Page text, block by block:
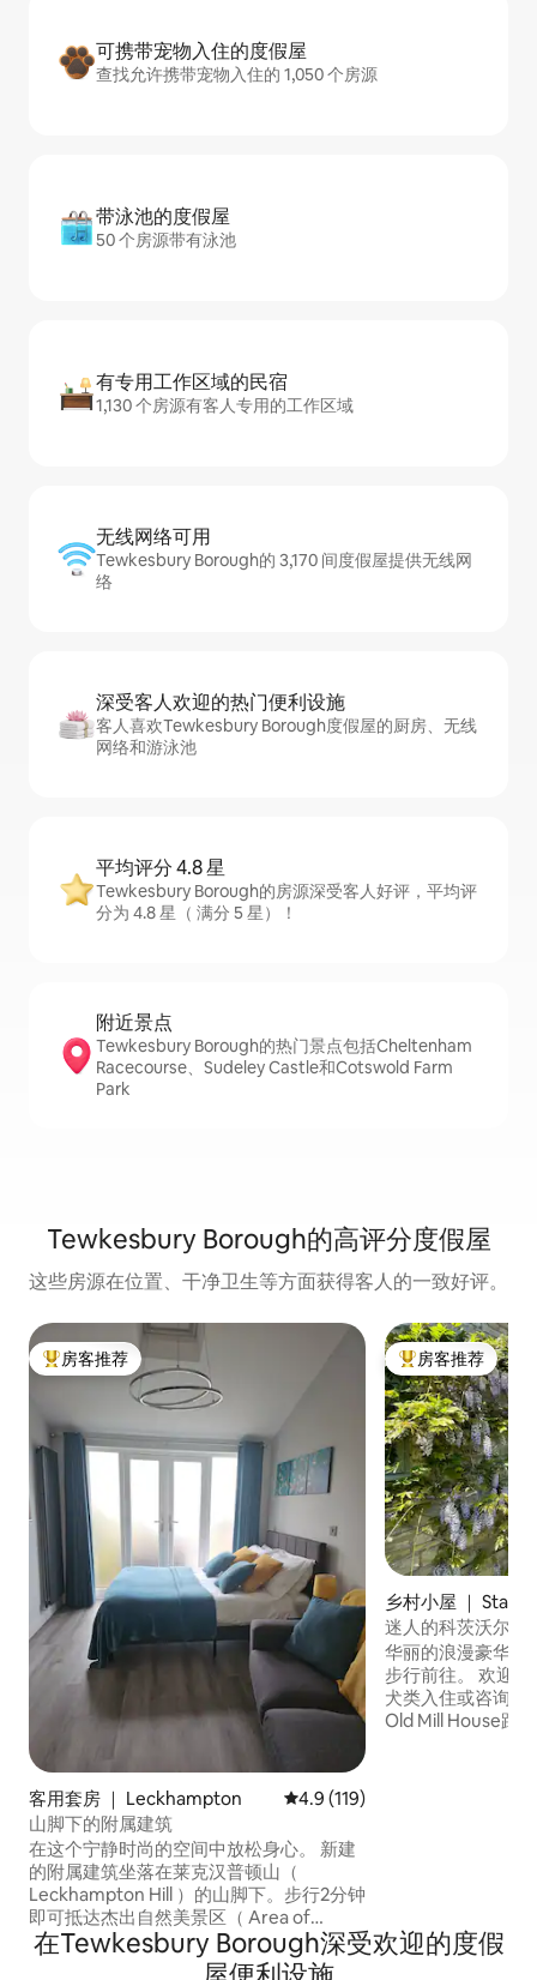
可携带宠物入住的度假屋
查找允许携带宠物入住的 1,050 个房源
带泳池的度假屋
50 个房源带有泳池
有专用工作区域的民宿
1,130 个房源有客人专用的工作区域
无线网络可用
Tewkesbury Borough的 3,170 间度假屋提供无线网
络
深受客人欢迎的热门便利设施
客人喜欢Tewkesbury Borough度假屋的厨房、无线
网络和游泳池
平均评分 4.8 星
Tewkesbury Borough的房源深受客人好评，平均评
分为 4.8 星（ 满分 5 星）！
附近景点
Tewkesbury Borough的热门景点包括Cheltenham
Racecourse、Sudeley Castle和Cotswold Farm
Park
Tewkesbury Borough的高评分度假屋
这些房源在位置、干净卫生等方面获得客人的一致好评。
热门「房客推荐」
房客推荐
客用套房 ｜ Leckhampton 平均评分 4.9 分（满分 5 分），
4.9 (119)
山脚下的附属建筑
在这个宁静时尚的空间中放松身心。 新建
的附属建筑坐落在莱克汉普顿山（
Leckhampton Hill ）的山脚下。步行2分钟
即可抵达杰出自然美景区（ Area of
Outstanding Natural Beauty ） ，距离科
茨沃尔德路（ Cotswold Way ） 15分钟 这
热门「房客推荐」
房客推荐
乡村小屋 ｜
ge
迷人的科茨沃尔德
奇科姆
华丽的浪漫豪华科
步行前往。 欢迎
犬类入住或咨询（
Old Mill House距
在Tewkesbury Borough深受欢迎的度假